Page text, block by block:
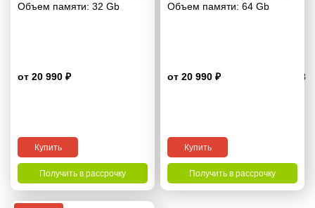
Объем памяти: 32 Gb
от 20 990 ₽ 4.3
Купить
Получить в рассрочку
Объем памяти: 64 Gb
от 20 990 ₽
Купить
Получить в рассрочку